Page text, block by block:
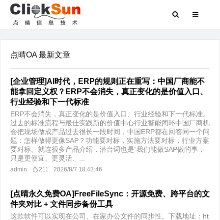
点晴OA 最新文章
[企业管理]AI时代，ERP的规则正在重写：中国厂商能不
能拿回定义权？ERP不会消失，真正变化的是价值入口、
行业经验和下一代标准
ERP不会消失，真正变化的是价值入口、行业经验和下一代标准。
过去的标准流程与最佳实践新的价值中心行业智能闭环中国厂商机
会把现场做成产品​过去很长一段时间，中国ERP都在回答同一个问
题：怎样做得更像SAP？功能要对标，实施方法要对标，行业方案
要对标。就连很多产品介绍，潜台词也是“我们能做SAP做的事，
只是更便宜、更灵活、...
admin 211 2026/8/7 18:43:46
[点晴永久免费OA]FreeFileSync：开源免费、跨平台的文
件夹对比 + 文件同步备份工具
这款软件可以实现在公司、在家办公文件的同步性。下载地址：ht